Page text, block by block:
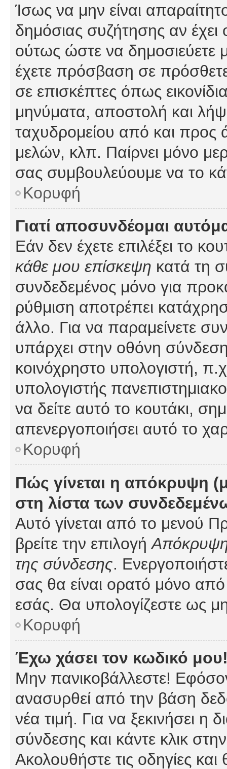
Ίσως να μην είναι
δημόσιας συζήτησης αν έχει
ούτως ώστε να δημοσιεύετε
έχετε πρόσβαση σε
σε επισκέπτες όπως
μηνύματα, αποστολή και
ταχυδρομείου από και προς
μελών, κλπ. Παίρνει μόνο
σας συμβουλεύουμε να το
Κορυφή
Γιατί αποσυνδέομαι
Εάν δεν έχετε επιλέξει το
κάθε μου επίσκεψη κατά τη
συνδεδεμένος μόνο για
ρύθμιση αποτρέπει
άλλο. Για να παραμείνετε
υπάρχει στην οθόνη
κοινόχρηστο υπολογιστή,
υπολογιστής
να δείτε αυτό το κουτάκι,
απενεργοποιήσει αυτό το
Κορυφή
Πώς γίνεται η απόκρυψη
στη λίστα των
Αυτό γίνεται από το μενού
βρείτε την επιλογήΑπόκρυψη
της σύνδεσης.
σας θα είναι ορατό μόνο από
εσάς. Θα υπολογίζεστε ως
Κορυφή
Έχω χάσει τον κωδικό
Μην πανικοβάλλεστε!
ανασυρθεί από την βάση
νέα τιμή. Για να ξεκινήσει η
σύνδεσης και κάντε κλικ
Ακολουθήστε τις οδηγίες